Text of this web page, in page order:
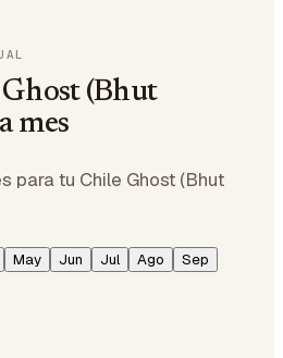
(Bhut
mes
para tu Chile Ghost (Bhut
May Jun Jul Ago
Sep